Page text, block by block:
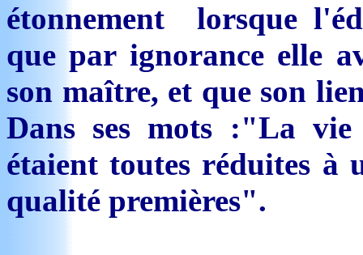
étonnement lorsque
que par ignorance elle
son maître, et que son
Dans ses mots :"La vie
étaient toutes réduites à
qualité premières".